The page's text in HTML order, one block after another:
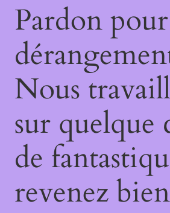
Pardon
Nous
sur quelque
de
revenez